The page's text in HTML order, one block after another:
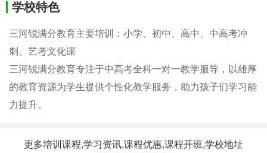
学校特色
三河锐满分教育主要培训：小学、初中、高中、中高考冲
刺、艺考文化课
三河锐满分教育专注于中高考全科一对一教学服导，以雄厚
的教育资源为学生提供个性化教学服务，助力孩子们学习能
力提升。
更多培训课程,学习资讯,课程优惠,课程开班,学校地址